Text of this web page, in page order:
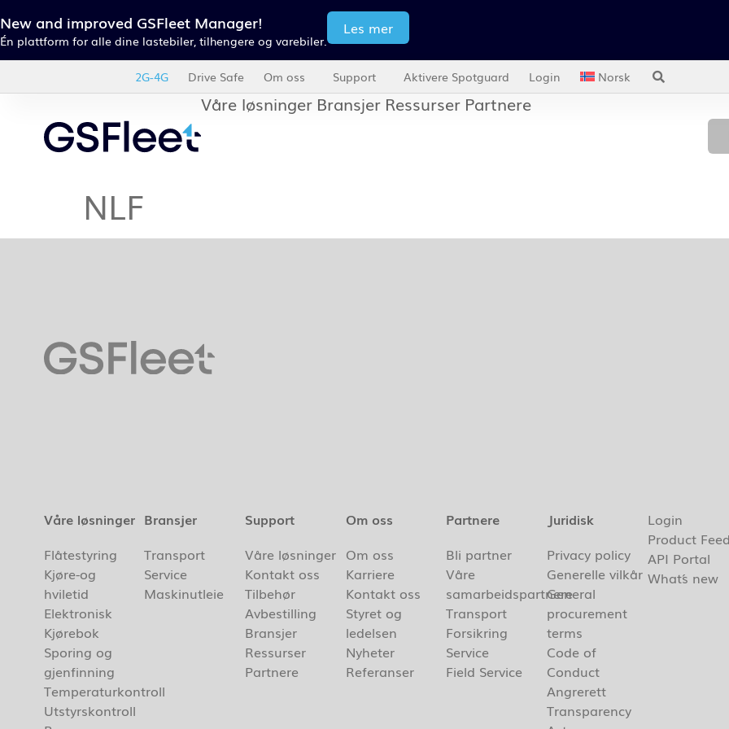
New and improved GSFleet Manager!
Én plattform for alle dine lastebiler, tilhengere og varebiler.
Les mer
2G-4G Drive Safe Om oss Support Aktivere Spotguard Login Norsk
Våre løsninger Bransjer Ressurser Partnere
NLF
Våre løsninger
Flåtestyring
Kjøre-og
hviletid
Elektronisk
Kjørebok
Sporing og
gjenfinning
Temperaturkontroll
Utstyrskontroll
Bransjer
Transport
Service
Maskinutleie
Support
Våre løsninger
Kontakt oss
Tilbehør
Avbestilling
Bransjer
Ressurser
Partnere
Om oss
Om oss
Karriere
Kontakt oss
Styret og
ledelsen
Nyheter
Referanser
Partnere
Bli partner
Våre
samarbeidspartnere
Transport
Forsikring
Service
Field Service
Juridisk
Privacy policy
Generelle vilkår
General
procurement
terms
Code of
Conduct
Angrerett
Transparency
Login
Product
API Portal
What´s new